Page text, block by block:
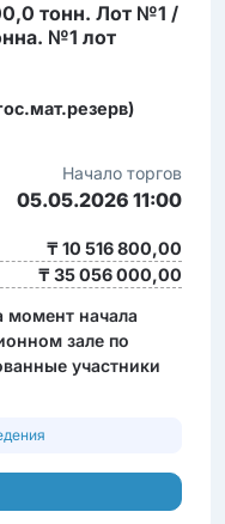
тонн. Лот №1 /
№1 лот
Начало торгов
05.05.2026 11:00
₸ 10 516 800,00
₸ 35 056 000,00
момент начала
зале по
участники